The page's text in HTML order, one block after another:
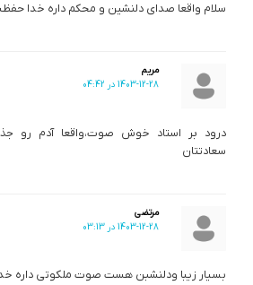
سلام واقعا صدای دلنشین و محکم داره خدا
مریم
1403-12-28 در 04:42
درود بر استاد خوش صوت،واقعا آدم رو
سعادتتان
مرتضی
1403-12-28 در 03:13
بسیار زیبا ودلنشبن هست صوت ملکوتی داره